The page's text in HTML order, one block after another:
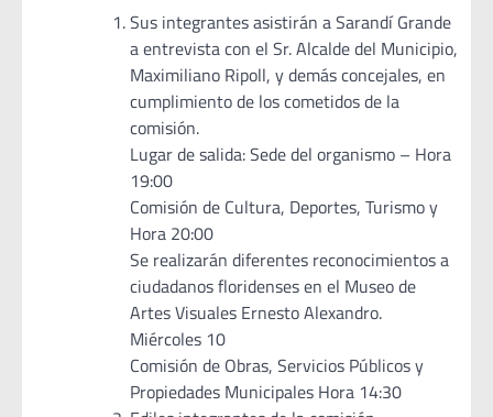
Sus integrantes asistirán a Sarandí Grande
a entrevista con el Sr. Alcalde del Municipio,
Maximiliano Ripoll, y demás concejales, en
cumplimiento de los cometidos de la
comisión.
Lugar de salida: Sede del organismo – Hora
19:00
Comisión de Cultura, Deportes, Turismo y
Hora 20:00
Se realizarán diferentes reconocimientos a
ciudadanos floridenses en el Museo de
Artes Visuales Ernesto Alexandro.
Miércoles 10
Comisión de Obras, Servicios Públicos y
Propiedades Municipales Hora 14:30